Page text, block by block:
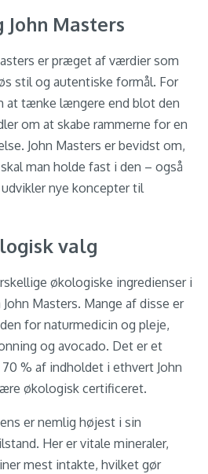
Masters
er præget af værdier som
stil og autentiske formål. For
at tænke længere end blot den
om at skabe rammerne for en
John Masters er bevidst om,
man holde fast i den – også
nye koncepter til
valg
økologiske ingredienser i
Masters. Mange af disse er
for naturmedicin og pleje,
og avocado. Det er et
% af indholdet i ethvert John
økologisk certificeret.
er nemlig højest i sin
Her er vitale mineraler,
mest intakte, hvilket gør